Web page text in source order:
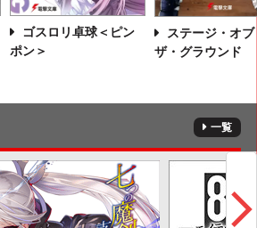
ゴスロリ卓球＜ピン
ポン＞
ステージ・オブ
ザ・グラウンド
一覧